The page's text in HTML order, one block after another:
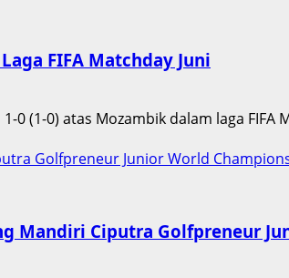
FIFA Matchday Juni
(1-0) atas Mozambik dalam laga FIFA
Golfpreneur Junior World
Mandiri Ciputra Golfpreneur